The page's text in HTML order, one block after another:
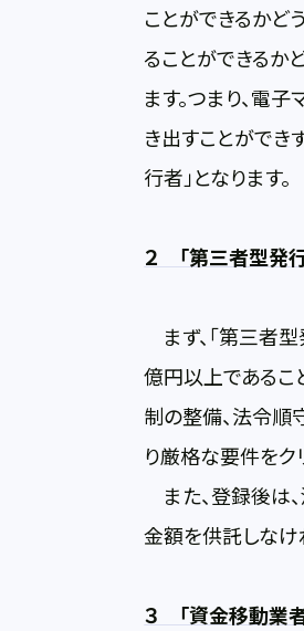
ことができるかど
ることができるか
ます。つまり、電
き出すことができ
行者」となります。
２ 「第三者型発
まず、「第三者
億円以上であるこ
制の整備、法令順
り厳格な要件をク
また、登録後は
金額を供託しなけ
３ 「資金移動業